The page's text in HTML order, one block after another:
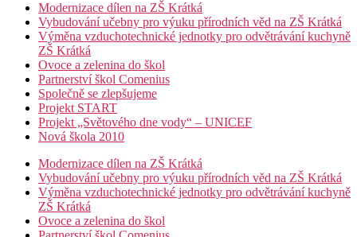
Modernizace dílen na ZŠ Krátká
Vybudování učebny pro výuku přírodních věd na ZŠ Krátká
Výměna vzduchotechnické jednotky pro odvětrávání kuchyně
ZŠ Krátká
Ovoce a zelenina do škol
Partnerství škol Comenius
Společně se zlepšujeme
Projekt START
Projekt „Světového dne vody“ – UNICEF
Nová škola 2010
Modernizace dílen na ZŠ Krátká
Vybudování učebny pro výuku přírodních věd na ZŠ Krátká
Výměna vzduchotechnické jednotky pro odvětrávání kuchyně
ZŠ Krátká
Ovoce a zelenina do škol